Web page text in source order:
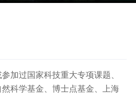
加过国家科技重大专项课题、
然科学基金、博士点基金、上海